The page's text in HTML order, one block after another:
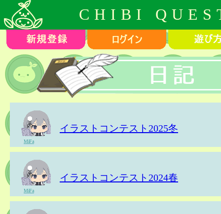
CHIBI
イラストコンテスト2025冬
MiFa
イラストコンテスト2024春
MiFa